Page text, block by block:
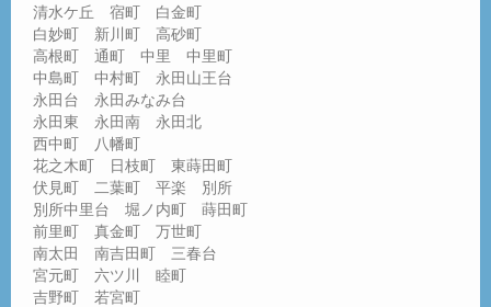
清水ケ丘 宿町 白金町
白妙町 新川町 高砂町
高根町 通町 中里 中里町
中島町 中村町 永田山王台
永田台 永田みなみ台
永田東 永田南 永田北
西中町 八幡町
花之木町 日枝町 東蒔田町
伏見町 二葉町 平楽 別所
別所中里台 堀ノ内町 蒔田町
前里町 真金町 万世町
南太田 南吉田町 三春台
宮元町 六ツ川 睦町
吉野町 若宮町